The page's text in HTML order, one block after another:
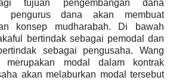
tujuan pengembangan dana
pengurus dana akan membuat
konsep mudharabah. Di bawah
bertindak sebagai pemodal dan
sebagai pengusaha. Wang
merupakan modal dalam kontrak
akan melaburkan modal tersebut